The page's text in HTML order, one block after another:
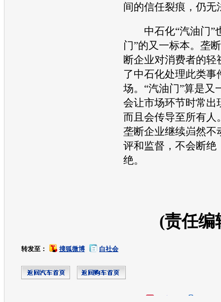
间的信任裂痕，仍无
中石化“汽油门”
门”的又一标本。垄
断企业对消费者的轻
了中石化处理此类事
场。“汽油门”算是又
会让市场环节时常出
而且会传导至所有人
垄断企业继续岿然不
评和监督，不会断绝
绝。
(责任编
转发至： 搜狐微博 白社会